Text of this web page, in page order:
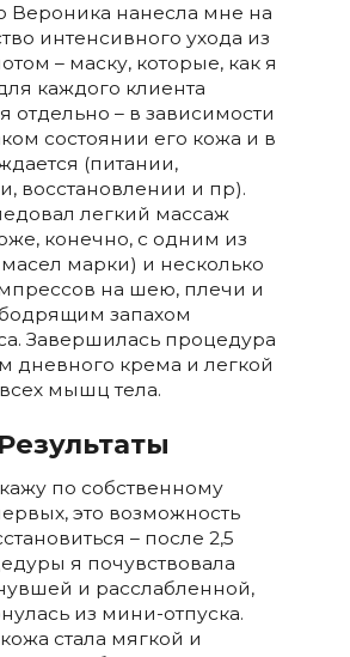
Вероника нанесла мне на
интенсивного ухода из
– маску, которые, как я
каждого клиента
отдельно – в зависимости
состоянии его кожа и в
(питании,
восстановлении и пр).
легкий массаж
конечно, с одним из
марки) и несколько
на шею, плечи и
запахом
Завершилась процедура
дневного крема и легкой
мышц тела.
Результаты
по собственному
это возможность
– после 2,5
я почувствовала
и расслабленной,
из мини-отпуска.
стала мягкой и